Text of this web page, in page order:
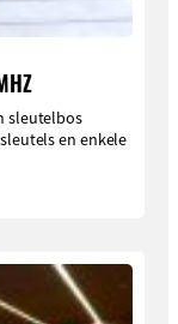
sleutelbos
en enkele